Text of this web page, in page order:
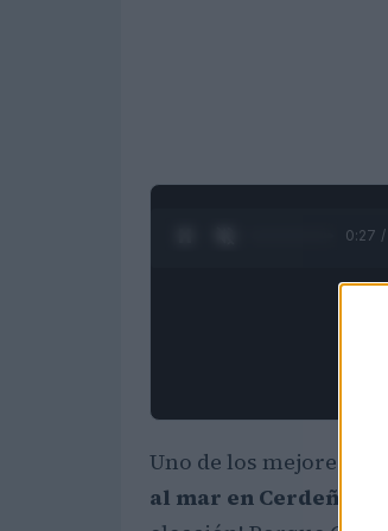
0:28
Uno de los mejores
al mar en Cerdeña y